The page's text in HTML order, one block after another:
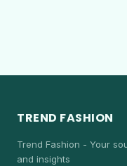
TREND FASHION
Trend Fashion - Your
and insights